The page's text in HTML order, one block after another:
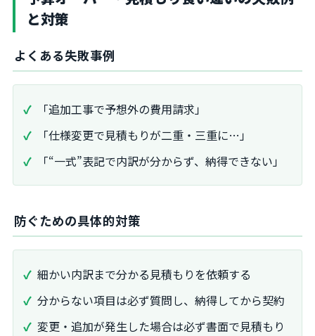
と対策
よくある失敗事例
「追加工事で予想外の費用請求」
「仕様変更で見積もりが二重・三重に…」
「“一式”表記で内訳が分からず、納得できない」
防ぐための具体的対策
細かい内訳まで分かる見積もりを依頼する
分からない項目は必ず質問し、納得してから契約
変更・追加が発生した場合は必ず書面で見積もり